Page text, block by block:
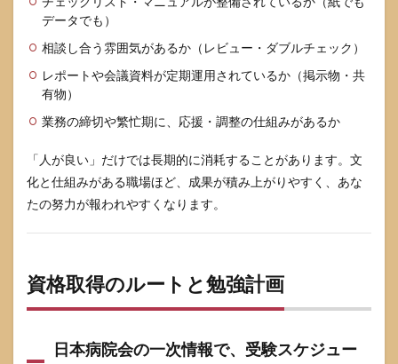
データでも）
相談し合う雰囲気があるか（レビュー・ダブルチェック）
レポートや会議資料が定期運用されているか（掲示物・共
有物）
業務の締切や繁忙期に、応援・調整の仕組みがあるか
「人が良い」だけでは長期的に消耗することがあります。文
化と仕組みがある職場ほど、成果が積み上がりやすく、あな
たの努力が報われやすくなります。
資格取得のルートと勉強計画
日本病院会の一次情報で、受験スケジュー